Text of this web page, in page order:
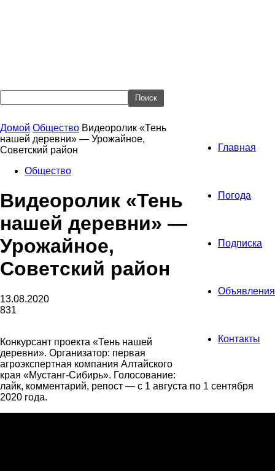
Главная
Погода
Подписка
Объявления
Контакты
Домой Общество Видеоролик «Тень
нашей деревни» — Урожайное,
Советский район
Общество
Видеоролик «Тень
нашей деревни» —
Урожайное,
Советский район
13.08.2020
831
Конкурсант проекта «Тень нашей
деревни». Организатор: первая
агроэкспертная компания Алтайского
края «Мустанг-Сибирь». Голосование:
лайк, комментарий, репост — с 1 августа по 1 сентября
2020 года.